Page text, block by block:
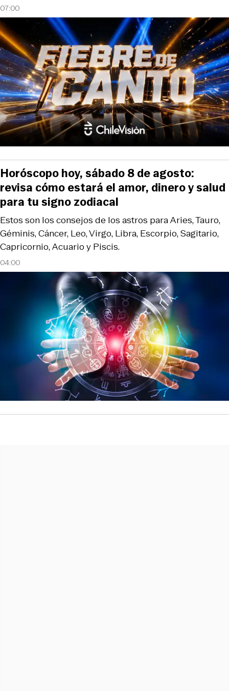
07:00
04:00
Estos son los consejos de los astros para Aries, Tauro,
Géminis, Cáncer, Leo, Virgo, Libra, Escorpio, Sagitario,
Capricornio, Acuario y Piscis.
Horóscopo hoy, sábado 8 de agosto:
revisa cómo estará el amor, dinero y salud
para tu signo zodiacal